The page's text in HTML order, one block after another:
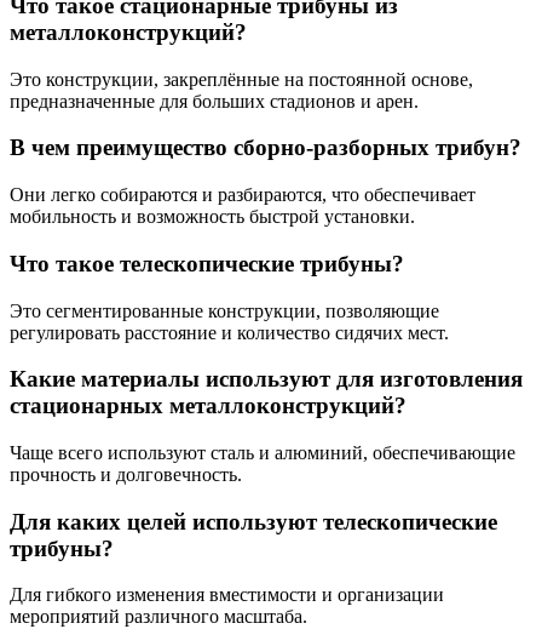
Что такое стационарные трибуны из
металлоконструкций?
Это конструкции, закреплённые на постоянной основе,
предназначенные для больших стадионов и арен.
В чем преимущество сборно-разборных трибун?
Они легко собираются и разбираются, что обеспечивает
мобильность и возможность быстрой установки.
Что такое телескопические трибуны?
Это сегментированные конструкции, позволяющие
регулировать расстояние и количество сидячих мест.
Какие материалы используют для изготовления
стационарных металлоконструкций?
Чаще всего используют сталь и алюминий, обеспечивающие
прочность и долговечность.
Для каких целей используют телескопические
трибуны?
Для гибкого изменения вместимости и организации
мероприятий различного масштаба.